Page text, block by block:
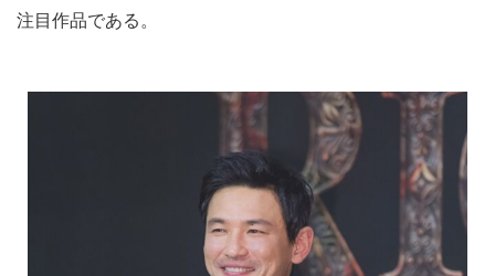
注目作品である。